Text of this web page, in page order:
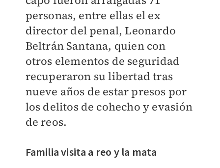
personas, entre ellas el ex
director del penal, Leonardo
Beltrán Santana, quien con
otros elementos de seguridad
recuperaron su libertad tras
nueve años de estar presos por
los delitos de cohecho y evasión
de reos.
Familia visita a reo y la mata